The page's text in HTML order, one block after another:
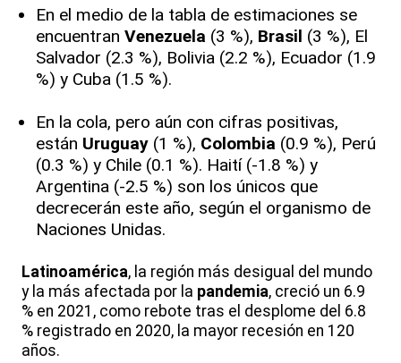
En el medio de la tabla de estimaciones se
encuentran Venezuela (3 %), Brasil (3 %), El
Salvador (2.3 %), Bolivia (2.2 %), Ecuador (1.9
%) y Cuba (1.5 %).
En la cola, pero aún con cifras positivas,
están Uruguay (1 %), Colombia (0.9 %), Perú
(0.3 %) y Chile (0.1 %). Haití (-1.8 %) y
Argentina (-2.5 %) son los únicos que
decrecerán este año, según el organismo de
Naciones Unidas.
Latinoamérica, la región más desigual del mundo
y la más afectada por la pandemia, creció un 6.9
% en 2021, como rebote tras el desplome del 6.8
% registrado en 2020, la mayor recesión en 120
años.